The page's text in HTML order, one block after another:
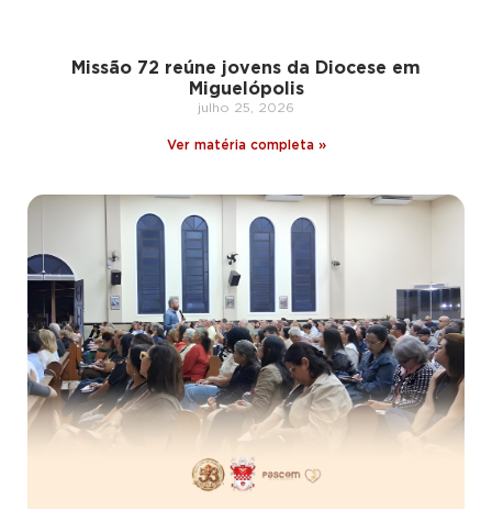
Missão 72 reúne jovens da Diocese em
Miguelópolis
julho 25, 2026
Ver matéria completa »